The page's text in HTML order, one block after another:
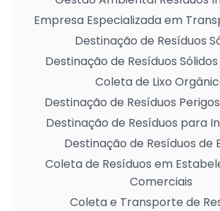
Empresa Especializada em
Destinação de Resíduos
Destinação de Resíduos
Coleta de Lixo
Destinação de Resíduos
Destinação de Resíduos para
Destinação de Resíduos de
Coleta de Resíduos em
Comerciais
Coleta e Transporte de